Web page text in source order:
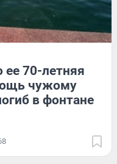
ее 70-летняя
чужому
в фонтане